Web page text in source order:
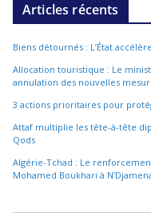
Articles récents
Biens détournés : L’État
Allocation touristique : Le
annulation des nouvelles
3 actions prioritaires pour
Attaf multiplie les tête-à-tête
Qods
Algérie-Tchad : Le
Mohamed Boukhari à